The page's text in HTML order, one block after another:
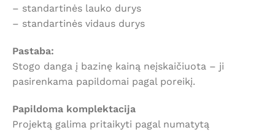
– standartinės lauko durys
– standartinės vidaus durys
Pastaba:
Stogo danga į bazinę kainą neįskaičiuota – ji
pasirenkama papildomai pagal poreikį.
Papildoma komplektacija
Projektą galima pritaikyti pagal numatytą